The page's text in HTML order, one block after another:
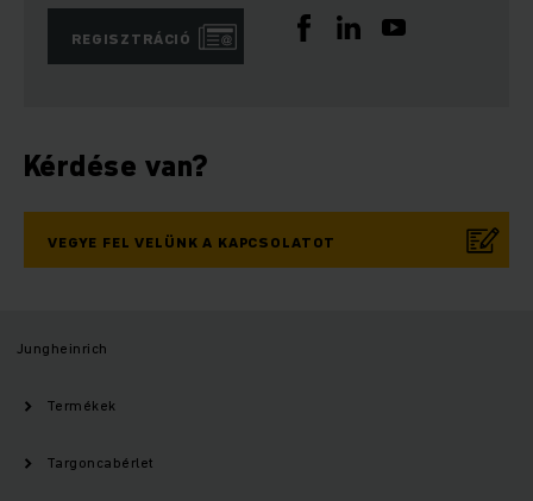
REGISZTRÁCIÓ
Kérdése van?
VEGYE FEL VELÜNK A KAPCSOLATOT
Jungheinrich
Termékek
Targoncabérlet